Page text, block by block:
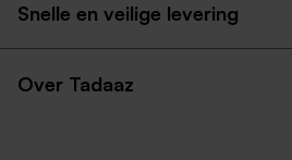
Snelle en veilige levering
Over Tadaaz